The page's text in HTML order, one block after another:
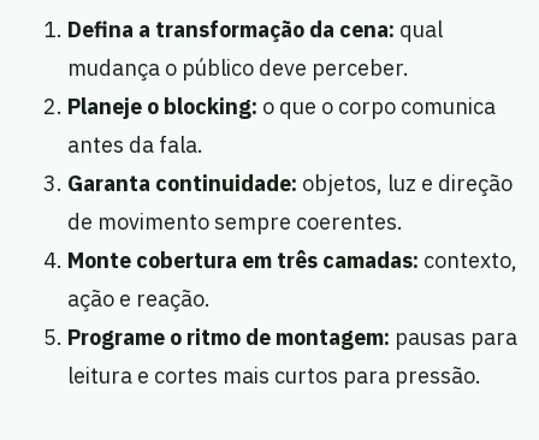
Defina a transformação da cena: qual
mudança o público deve perceber.
Planeje o blocking: o que o corpo comunica
antes da fala.
Garanta continuidade: objetos, luz e direção
de movimento sempre coerentes.
Monte cobertura em três camadas: contexto,
ação e reação.
Programe o ritmo de montagem: pausas para
leitura e cortes mais curtos para pressão.